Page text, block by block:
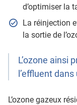
d’optimiser la
La réinjection
la sortie de
L’ozone ainsi
l’effluent
L’ozone gazeux